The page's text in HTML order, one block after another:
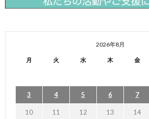
2026年8月
月 火 水 木 金
3 4 5 6 7
10 11 12 13 14